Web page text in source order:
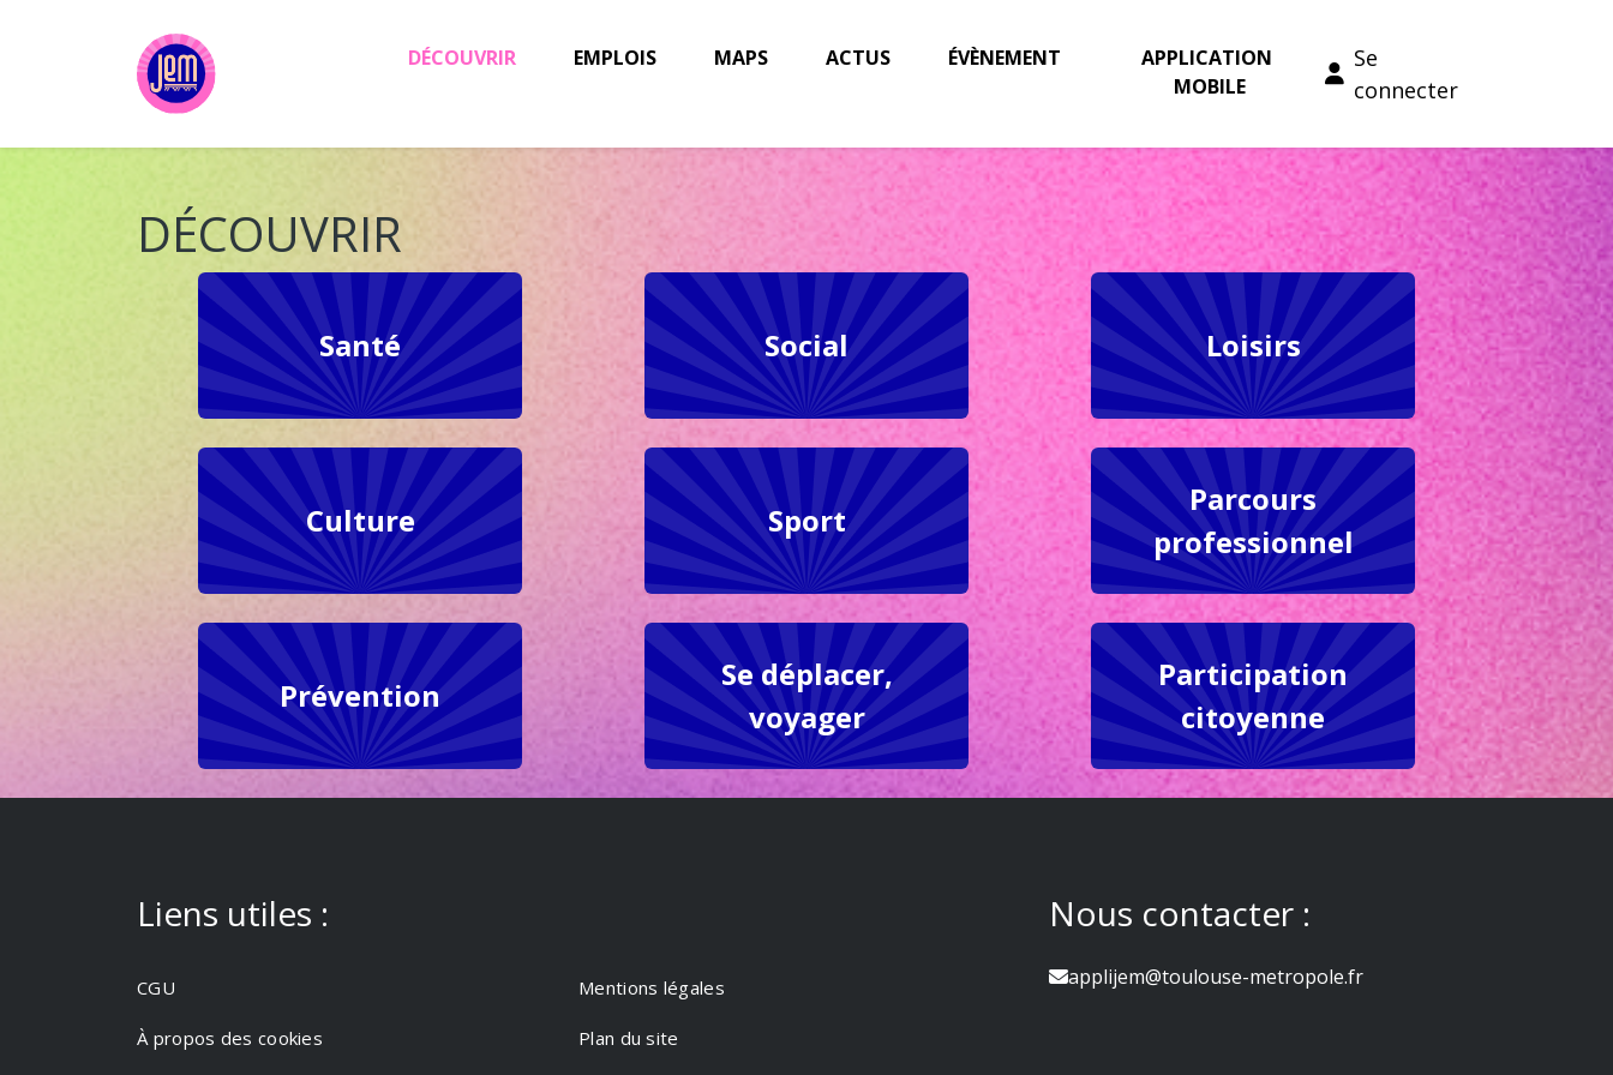
DÉCOUVRIR
EMPLOIS MAPS ACTUS ÉVÈNEMENT
APPLICATION
MOBILE
Se
connecter
DÉCOUVRIR
Santé Social Loisirs
Culture Sport
Parcours
professionnel
Prévention
Se déplacer,
voyager
Participation
citoyenne
Liens utiles :
CGU Mentions légales
À propos des cookies Plan du site
Nous contacter :
applijem@toulouse-metropole.fr